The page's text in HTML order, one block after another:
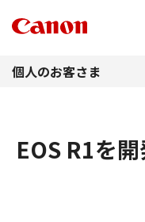
個人のお客さま
EOS R1を